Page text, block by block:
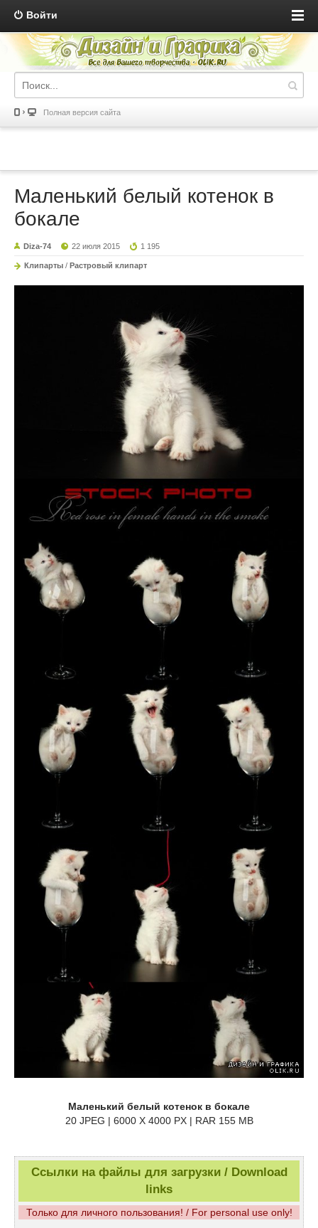
Войти
Полная версия сайта
Маленький белый котенок в
бокале
Diza-74 22 июля 2015 1 195
Клипарты / Растровый клипарт
Маленький белый котенок в бокале
20 JPEG | 6000 X 4000 PX | RAR 155 MB
Ссылки на файлы для загрузки / Download
links
Только для личного пользования! / For personal use only!